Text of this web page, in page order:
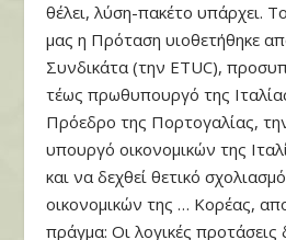
θέλει, λύση-πακέτο υπάρχει.
μας η Πρόταση υιοθετήθηκε
Συνδικάτα (την ETUC),
τέως πρωθυπουργό της
Πρόεδρο της Πορτογαλίας,
υπουργό οικονομικών της
και να δεχθεί θετικό
οικονομικών της … Κορέας,
πράγμα: Οι λογικές